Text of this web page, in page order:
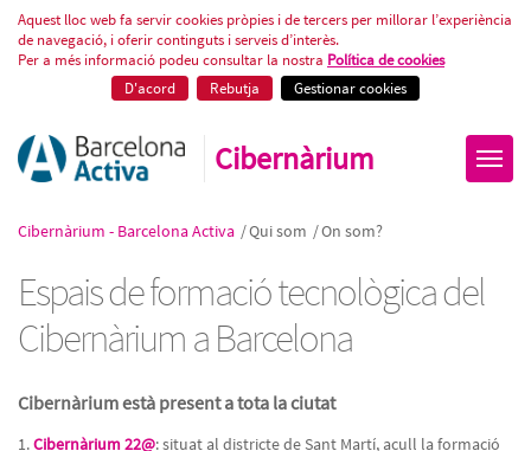
On Som? Espais de formació
Aquest lloc web fa servir cookies pròpies i de tercers per millorar l’experiència
de navegació, i oferir continguts i serveis d’interès.
Per a més informació podeu consultar la nostra Política de cookies
D'acord
Rebutja Gestionar cookies
Cibernàrium
Cibernàrium - Barcelona Activa /Qui som /On som?
Espais de formació tecnològica del
Cibernàrium a Barcelona
Cibernàrium està present a tota la ciutat
1.Cibernàrium 22@: situat al districte de Sant Martí, acull la formació